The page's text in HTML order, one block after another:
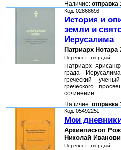
Наличие: отправка
Код: 02868693
История и
земли и
Иерусалима
Патриарх
Переплет: твердый
Патриарх
града
греческий
греческого
сочинение ...
Наличие: отправка
Код: 05492251
Мои
Архиепископ
Николай
Переплет: твердый